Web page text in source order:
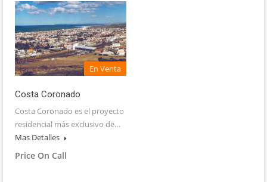
En Venta
Costa Coronado
Costa Coronado es el proyecto
residencial más exclusivo de…
Mas Detalles
Price On Call